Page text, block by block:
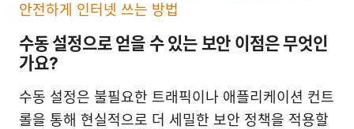
안전하게 인터넷 쓰는 방법
수동 설정으로 얻을 수 있는 보안 이점은 무엇인
가요?
수동 설정은 불필요한 트래픽이나 애플리케이션 컨트
롤을 통해 현실적으로 더 세밀한 보안 정책을 적용할